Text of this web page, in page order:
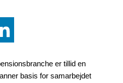
n
er tillid en
basis for samarbejdet